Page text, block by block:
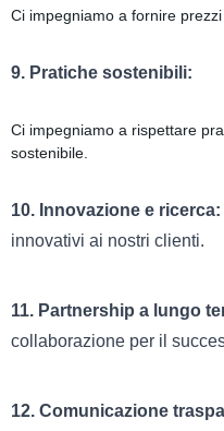
Ci impegniamo a fornire
9. Pratiche sostenibili:
Ci impegniamo a rispettare
sostenibile.
10. Innovazione e ricerca:
innovativi ai nostri clienti.
11. Partnership a lungo
collaborazione per il
12. Comunicazione